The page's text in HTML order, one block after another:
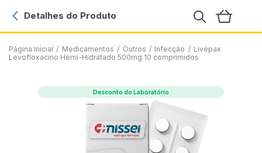
Página Inicial / Medicamentos / Outros / Infecção / Livepax
Levofloxacino Hemi-Hidratado 500mg 10 comprimidos
Detalhes do Produto
Desconto do Laboratório